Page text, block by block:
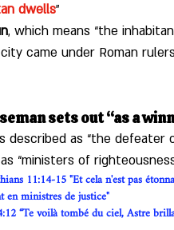
dwells”
, which means “the
came under Roman
sets out “as a
described as “the defeater
“ministers of
11:14-15 "Et cela n'est pas
en ministres de justice"
“Te voilà tombé du ciel, Astre